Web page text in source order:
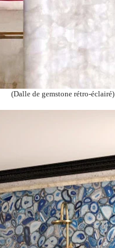
(Dalle de gemstone rétro-éclairé)